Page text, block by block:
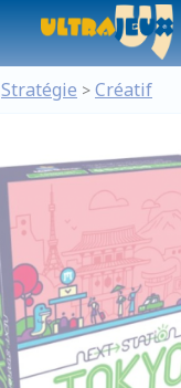
Stratégie > Créatif